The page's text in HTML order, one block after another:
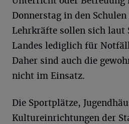
Donnerstag in den
Lehrkräfte sollen sich laut
Landes lediglich für
Daher sind auch die
nicht im Einsatz.
Die Sportplätze,
Kultureinrichtungen der